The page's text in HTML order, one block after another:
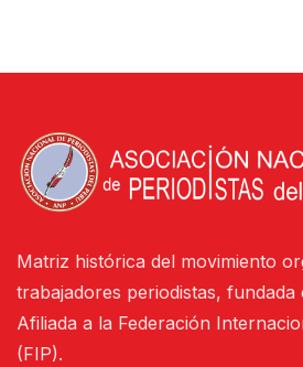
Matriz histórica del movimiento
trabajadores periodistas, fundada
Afiliada a la Federación
(FIP).